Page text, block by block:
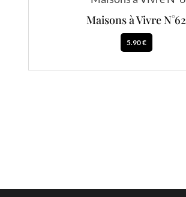
Maisons à Vivre N°62
5.90 €